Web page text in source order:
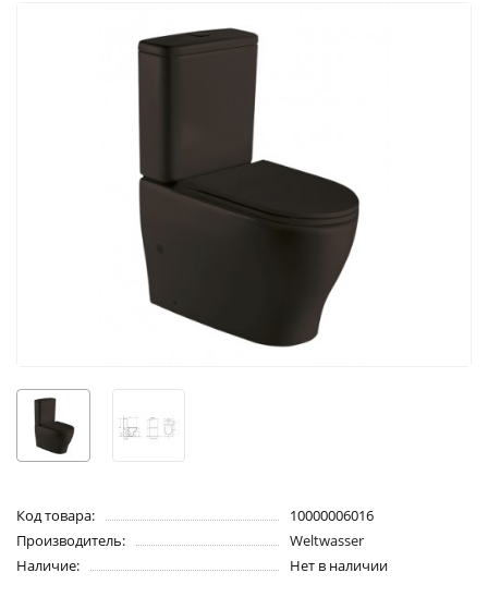
Код товара:
10000006016
Производитель:
Weltwasser
Наличие:
Нет в наличии